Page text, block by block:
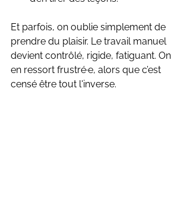
Et parfois, on oublie simplement de
prendre du plaisir. Le travail manuel
devient contrôlé, rigide, fatiguant. On
en ressort frustré·e, alors que c’est
censé être tout l'inverse.